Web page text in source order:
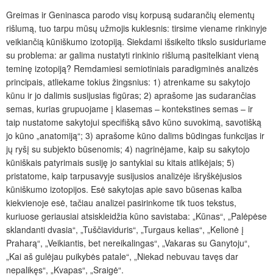
Greimas ir Geninasca parodo visų korpusą sudarančių elementų
rišlumą, tuo tarpu mūsų užmojis kuklesnis: tirsime viename rinkinyje
veikiančią kūniškumo izotopiją. Siekdami išsikelto tikslo susiduriame
su problema: ar galima nustatyti rinkinio rišlumą pasitelkiant vieną
teminę izotopiją? Remdamiesi semiotiniais paradigminės analizės
principais, atliekame tokius žingsnius: 1) atrenkame su sakytojo
kūnu ir jo dalimis susijusias figūras; 2) aprašome jas sudarančias
semas, kurias grupuojame į klasemas – kontekstines semas – ir
taip nustatome sakytojui specifišką sãvo kūno suvokimą, savotišką
jo kūno „anatomiją“; 3) aprašome kūno dalims būdingas funkcijas ir
jų ryšį su subjekto būsenomis; 4) nagrinėjame, kaip su sakytojo
kūniškais patyrimais susiję jo santykiai su kitais atlikėjais; 5)
pristatome, kaip tarpusavyje susijusios analizėje išryškėjusios
kūniškumo izotopijos. Esė sakytojas apie savo būsenas kalba
kiekvienoje esė, tačiau analizei pasirinkome tik tuos tekstus,
kuriuose geriausiai atsiskleidžia kūno savistaba: „Kūnas“, „Palėpėse
sklandanti dvasia“, „Tuščiaviduris“, „Turgaus kelias“, „Kelionė į
Praharą“, „Veikiantis, bet nereikalingas“, „Vakaras su Ganytoju“,
„Kai aš gulėjau puikybės patale“, „Niekad nebuvau tavęs dar
nepalikęs“, „Kvapas“, „Sraigė“.